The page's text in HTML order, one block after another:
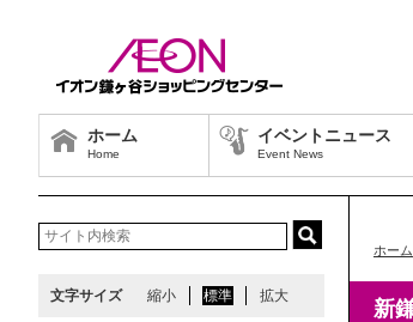
ホーム
Home
イベントニュース
Event News
ホーム
新
文字サイズ 縮小 標準 拡大